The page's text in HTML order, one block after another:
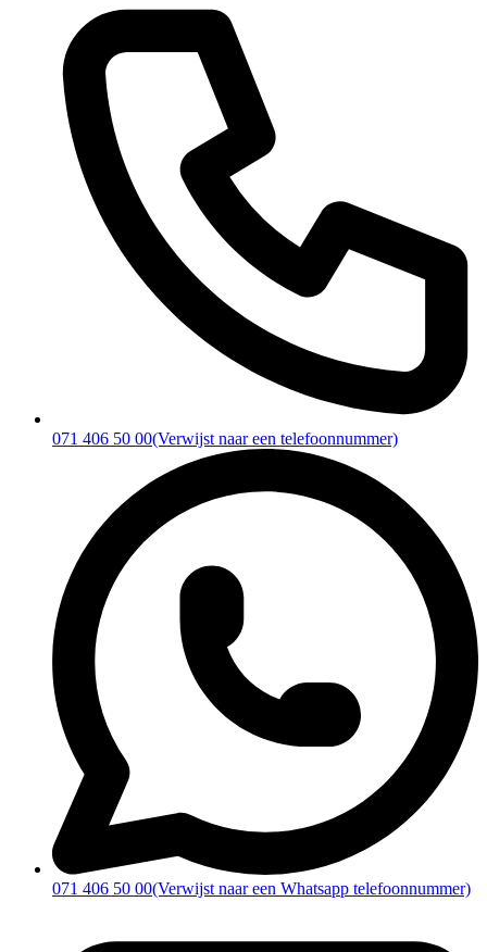
071 406 50 00(Verwijst naar een telefoonnummer)
071 406 50 00(Verwijst naar een Whatsapp telefoonnummer)